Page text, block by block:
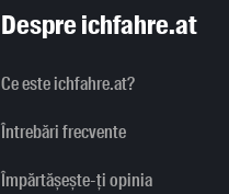
Despre ichfahre.at
Ce este ichfahre.at?
Întrebări frecvente
Împărtășește-ți opinia